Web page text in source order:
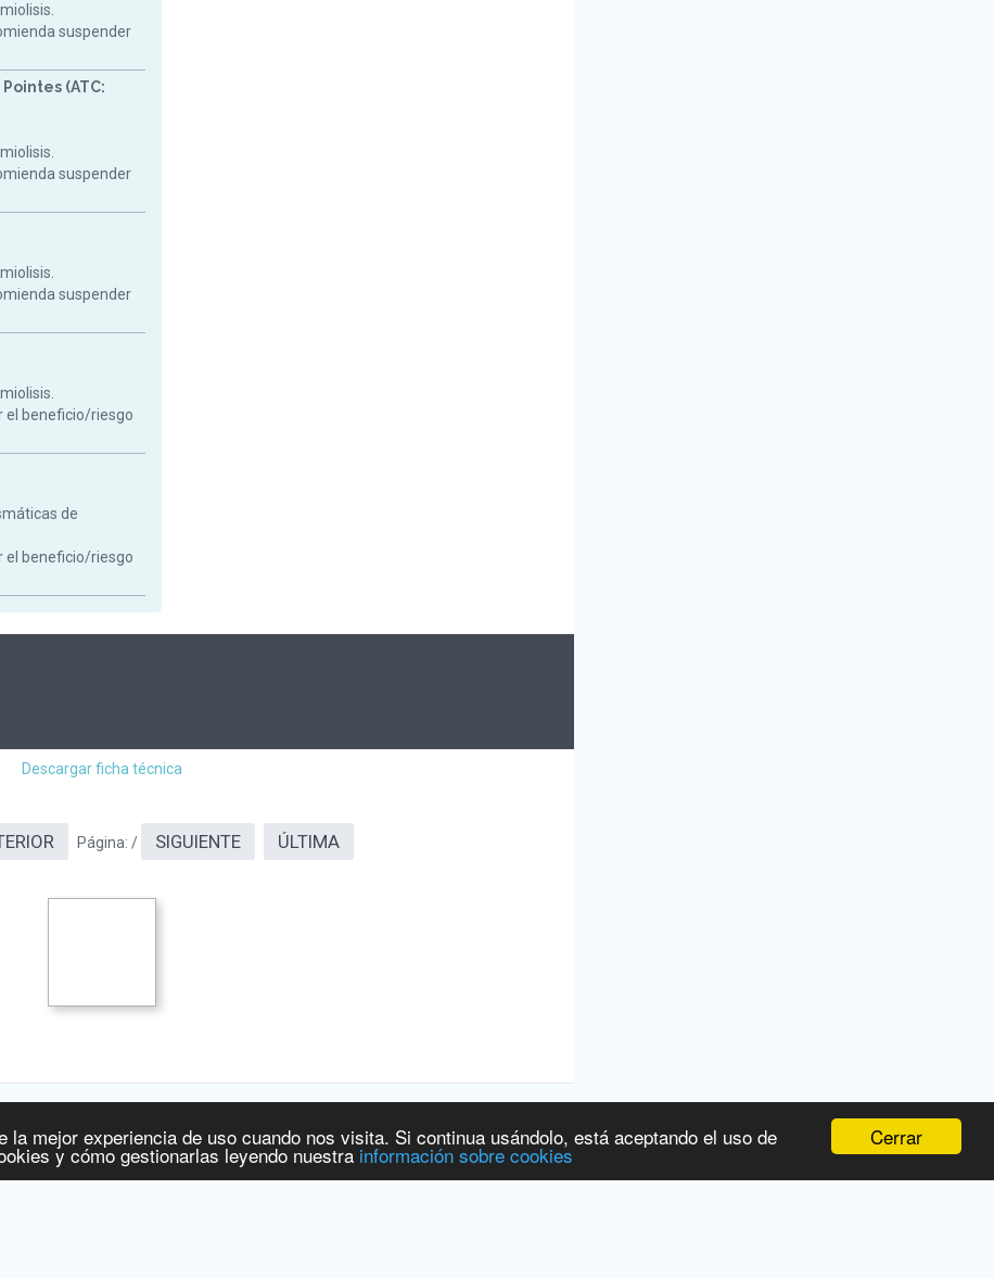
Cerrar
mejor experiencia de uso cuando nos visita. Si continua usándolo, está aceptando el uso de
y cómo gestionarlas leyendo nuestra información sobre cookies
suspender
(ATC:
suspender
suspender
el beneficio/riesgo
de
el beneficio/riesgo
Descargar ficha técnica
Página: / SIGUIENTE ÚLTIMA
y Productos Sanitarios[ www.aemps.gob.es].